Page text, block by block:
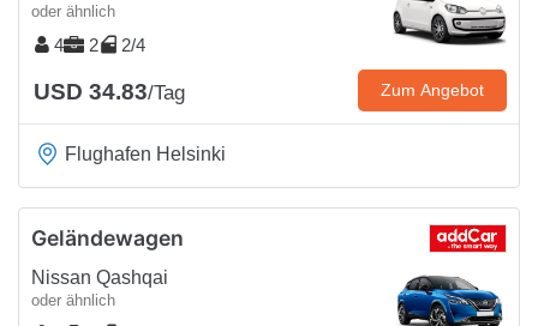
oder ähnlich
4 2 2/4
USD 34.83/Tag Zum Angebot
Flughafen Helsinki
Geländewagen
Nissan Qashqai
oder ähnlich